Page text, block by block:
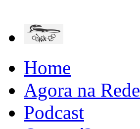
Home
Agora na Rede
Podcast